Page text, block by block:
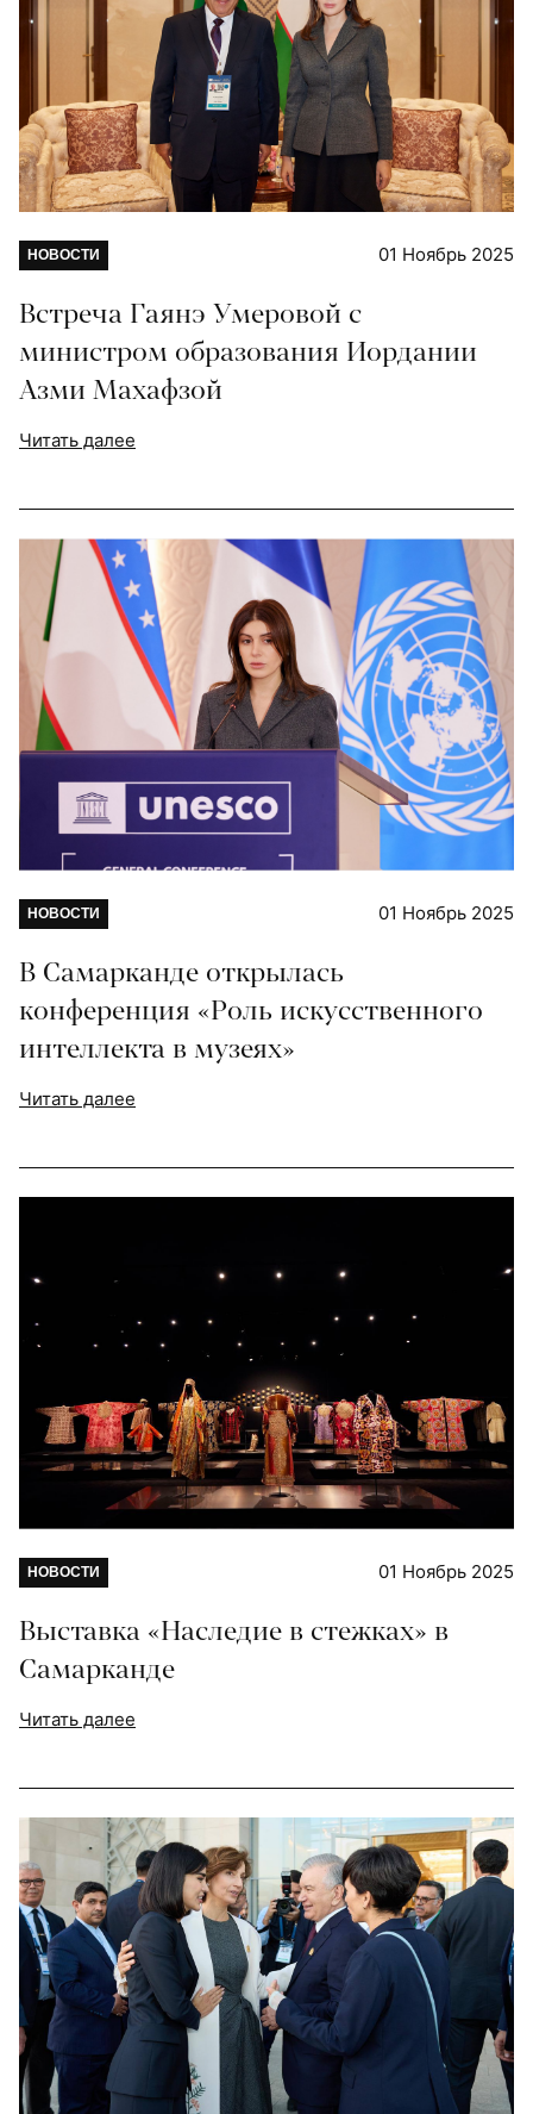
НОВОСТИ 01 Ноябрь 2025
Встреча Гаянэ Умеровой с
министром образования Иордании
Азми Махафзой
Читать далее
НОВОСТИ 01 Ноябрь 2025
В Самарканде открылась
конференция «Роль искусственного
интеллекта в музеях»
Читать далее
НОВОСТИ 01 Ноябрь 2025
Выставка «Наследие в стежках» в
Самарканде
Читать далее